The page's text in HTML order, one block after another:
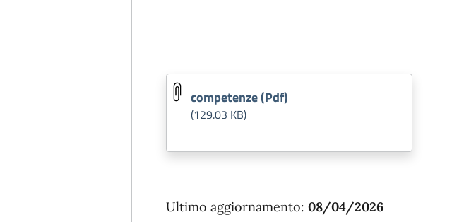
competenze (Pdf)
(129.03 KB)
Ultimo aggiornamento: 08/04/2026